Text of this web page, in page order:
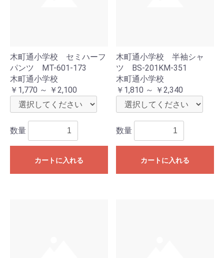
木町通小学校 セミハーフ
パンツ MT-601-173
木町通小学校
￥1,770 ～ ￥2,100
数量
カートに入れる
木町通小学校 半袖シャ
ツ BS-201KM-351
木町通小学校
￥1,810 ～ ￥2,340
数量
カートに入れる